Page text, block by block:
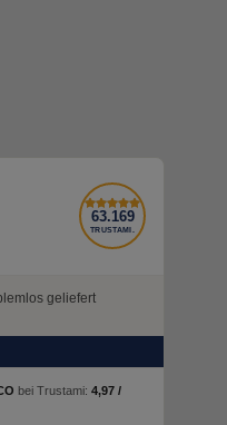
63.169
TRUSTAMI.
geliefert
bei Trustami: 4,97 /